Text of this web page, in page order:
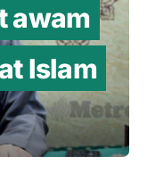
awam
Islam